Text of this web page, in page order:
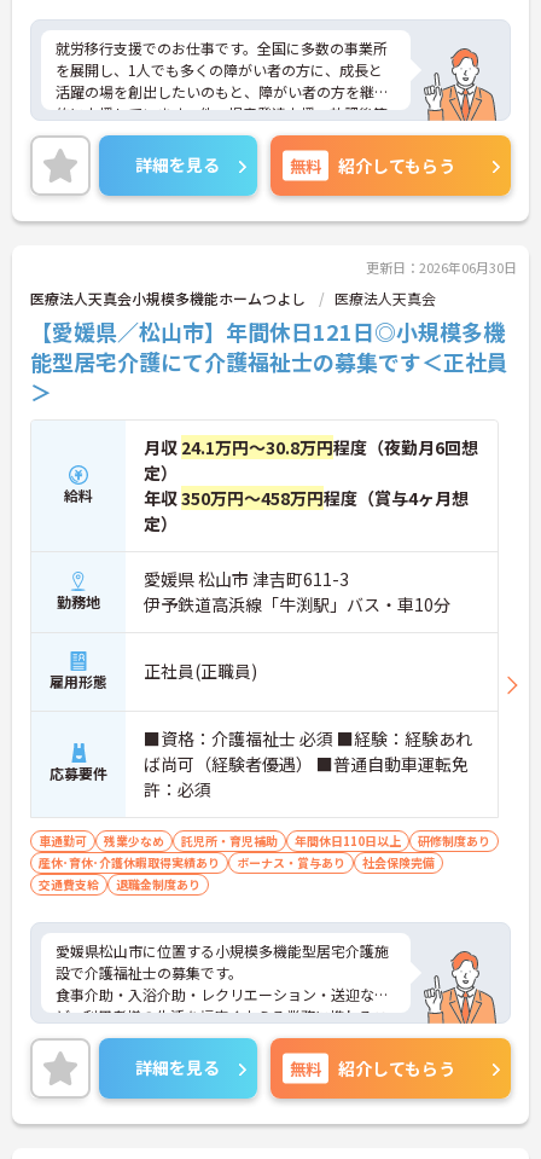
就労移行支援でのお仕事です。全国に多数の事業所
を展開し、1人でも多くの障がい者の方に、成長と
活躍の場を創出したいのもと、障がい者の方を継続
的に支援しています。他、児童発達支援、放課後等
デイサービスも展開しており安定感も抜群です。
ご興味ある方には、面接対策ポイントなど、さらに
詳細をお話しいたしますのでお気軽にご相談くださ
い！
詳細を見る 無料 紹介してもらう
更新日：2026年06月30日
医療法人天真会小規模多機能ホームつよし 医療法人天真会
【愛媛県／松山市】年間休日121日◎小規模多機
能型居宅介護にて介護福祉士の募集です＜正社員
＞
給料
月収 24.1万円～30.8万円程度（夜勤月6回想
定）
年収350万円～458万円程度（賞与4ヶ月想
定）
勤務地
愛媛県 松山市 津吉町611-3
伊予鉄道高浜線「牛渕駅」バス・車10分
雇用形態 正社員(正職員)
応募要件
■資格：介護福祉士 必須 ■経験：経験あれ
ば尚可（経験者優遇） ■普通自動車運転免
許：必須
車通勤可 残業少なめ 託児所・育児補助 年間休日110日以上
研修制度あり
産休･育休･介護休暇取得実績あり
ボーナス・賞与あり
社会保険完備
交通費支給
退職金制度あり
愛媛県松山市に位置する小規模多機能型居宅介護施
設で介護福祉士の募集です。
食事介助・入浴介助・レクリエーション・送迎な
ど、利用者様の生活を幅広く支える業務に携わるこ
とができます。送迎車はAT車で、松山市近郊を30分
程度で回る範囲のため、運転に大きな負担がない点
も特徴です。定員25名と比較的小規模なため、一人
ひとりに寄り添ったケアがしやすい環境です。ま
た、プリセプター制度や研修制度が整っており、経
詳細を見る 無料 紹介してもらう